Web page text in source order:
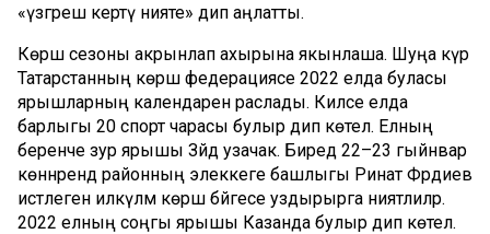
«үзгәреш кертү нияте» дип аңлатты.
Көрәш сезоны акрынлап ахырына якынлаша. Шуңа күрә
Татарстанның көрәш федерациясе 2022 елда буласы
ярышларның календарен раслады. Киләсе елда
барлыгы 20 спорт чарасы булыр дип көтелә. Елның
беренче зур ярышы Зәйдә узачак. Биредә 22–23 гыйнвар
көннәрендә районның элеккеге башлыгы Ринат Фәрдиев
истәлегенә илкүләм көрәш бәйгесе уздырырга ниятлиләр.
2022 елның соңгы ярышы Казанда булыр дип көтелә.